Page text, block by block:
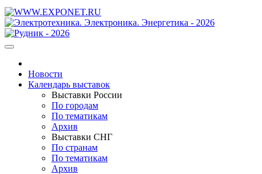
Новости
Календарь выставок
Выставки России
По городам
По тематикам
Архив
Выставки СНГ
По странам
По тематикам
Архив